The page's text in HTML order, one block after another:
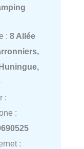
: 8 Allée
:
:
: